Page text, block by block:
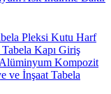
Pleksi Kutu Harf
Kapı Giriş
Alüminyum Kompozit
ve İnşaat Tabela